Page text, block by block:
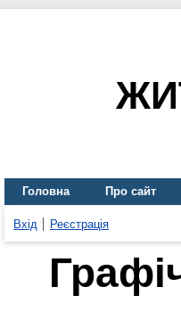
Головна Про сайт
Вхід Реєстрація